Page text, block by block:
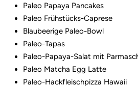
Paleo Papaya Pancakes
Paleo Frühstücks-Caprese
Blaubeerige Paleo-Bowl
Paleo-Tapas
Paleo-Papaya-Salat mit
Paleo Matcha Egg Latte
Paleo-Hackfleischpizza Hawaii